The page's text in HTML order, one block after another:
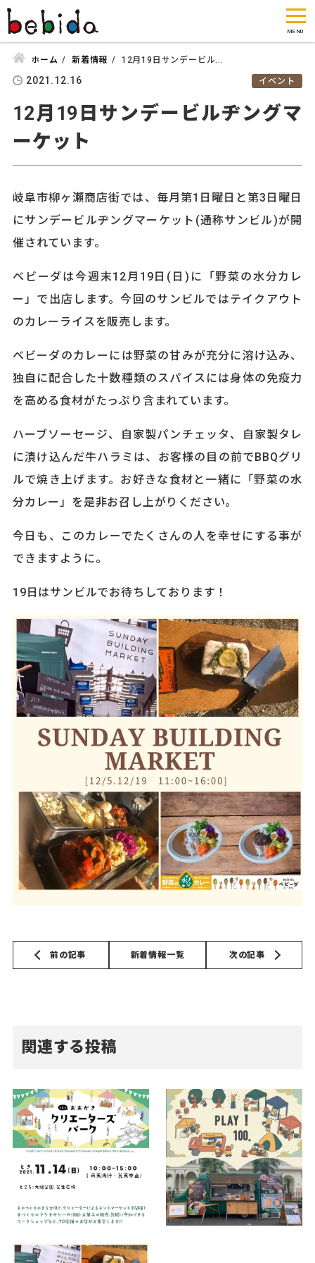
ホーム 新着情報 12月19日サンデービル...
2021.12.16 イベント
12月19日サンデービルヂングマ
ーケット
岐阜市柳ヶ瀬商店街では、毎月第1日曜日と第3日曜日
にサンデービルヂングマーケット(通称サンビル)が開
催されています。
ベビーダは今週末12月19日(日)に「野菜の水分カレ
ー」で出店します。今回のサンビルではテイクアウト
のカレーライスを販売します。
ベビーダのカレーには野菜の甘みが充分に溶け込み、
独自に配合した十数種類のスパイスには身体の免疫力
を高める食材がたっぷり含まれています。
ハーブソーセージ、自家製パンチェッタ、自家製タレ
に漬け込んだ牛ハラミは、お客様の目の前でBBQグリ
ルで焼き上げます。お好きな食材と一緒に「野菜の水
分カレー」を是非お召し上がりください。
今日も、このカレーでたくさんの人を幸せにする事が
できますように。
19日はサンビルでお待ちしております！
前の記事 次の記事
新着情報一覧
関連する投稿